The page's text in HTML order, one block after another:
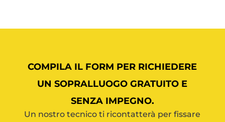
COMPILA IL FORM PER RICHIEDERE
UN SOPRALLUOGO GRATUITO E
SENZA IMPEGNO.
Un nostro tecnico ti ricontatterà per fissare